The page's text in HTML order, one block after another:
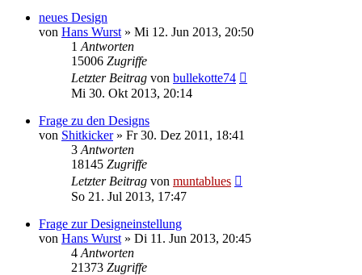
neues Design
von Hans Wurst » Mi 12. Jun 2013, 20:50
1 Antworten
15006 Zugriffe
Letzter Beitrag von bullekotte74
Mi 30. Okt 2013, 20:14
Frage zu den Designs
von Shitkicker» Fr 30. Dez 2011, 18:41
3 Antworten
18145 Zugriffe
Letzter Beitrag von muntablues
So 21. Jul 2013, 17:47
Frage zur Designeinstellung
von Hans Wurst » Di 11. Jun 2013, 20:45
4 Antworten
21373 Zugriffe